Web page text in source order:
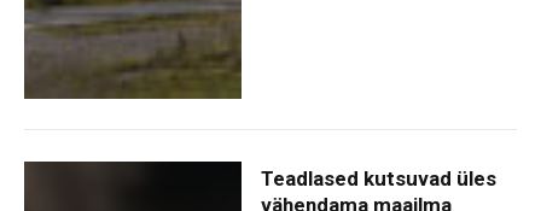
Teadlased kutsuvad üles
vähendama maailma